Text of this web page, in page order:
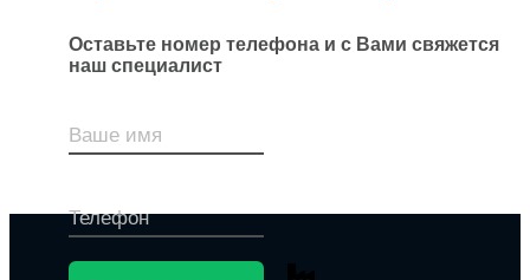
Оставьте номер телефона и с Вами свяжется
наш специалист